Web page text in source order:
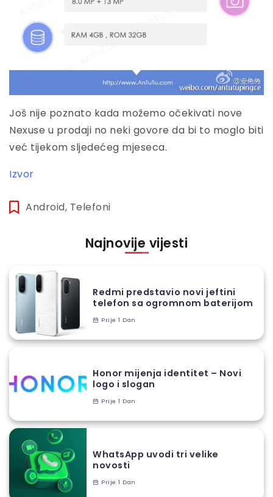
Još nije poznato kada možemo očekivati nove
Nexuse u prodaji no neki govore da bi to moglo biti
već tijekom sljedećeg mjeseca.
Izvor
Android, Telefoni
Najnovije vijesti
Redmi predstavio novi jeftini
telefon sa ogromnom baterijom
Prije 1 Dan
Honor mijenja identitet – Novi
logo i slogan
Prije 1 Dan
WhatsApp uvodi tri velike
novosti
Prije 1 Dan